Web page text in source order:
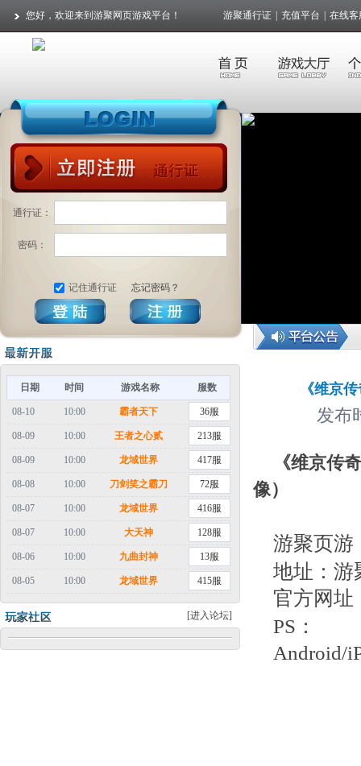
您好，欢迎来到游聚网页游戏平台！ 游聚通行证 充值平台 在线客
通行证：
密码：
记住通行证 忘记密码？
日期 时间 游戏名称 服数
08-10 10:00 霸者天下 36服
08-09 10:00 王者之心贰 213服
08-09 10:00 龙域世界 417服
08-08 10:00 刀剑笑之霸刀 72服
08-07 10:00 龙域世界 416服
08-07 10:00 大天神 128服
08-06 10:00 九曲封神 13服
08-05 10:00 龙域世界 415服
[进入论坛]
《维京
发布
《维京传
像）
游聚页游
地址：游
官方网址
PS：
Android/